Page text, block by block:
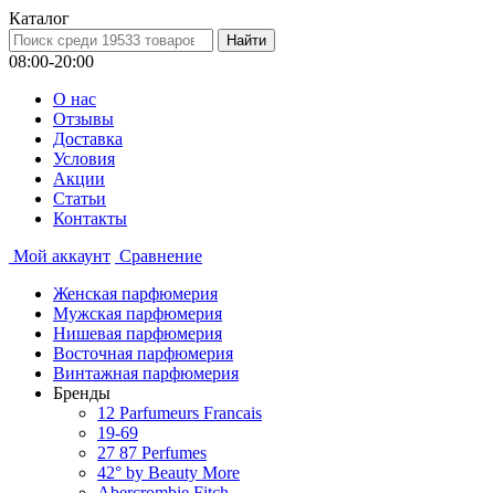
Каталог
08:00-20:00
О нас
Отзывы
Доставка
Условия
Aкции
Статьи
Контакты
Мой аккаунт Сравнение
Женская парфюмерия
Мужская парфюмерия
Нишевая парфюмерия
Восточная парфюмерия
Винтажная парфюмерия
Бренды
12 Parfumeurs Francais
19-69
27 87 Perfumes
42° by Beauty More